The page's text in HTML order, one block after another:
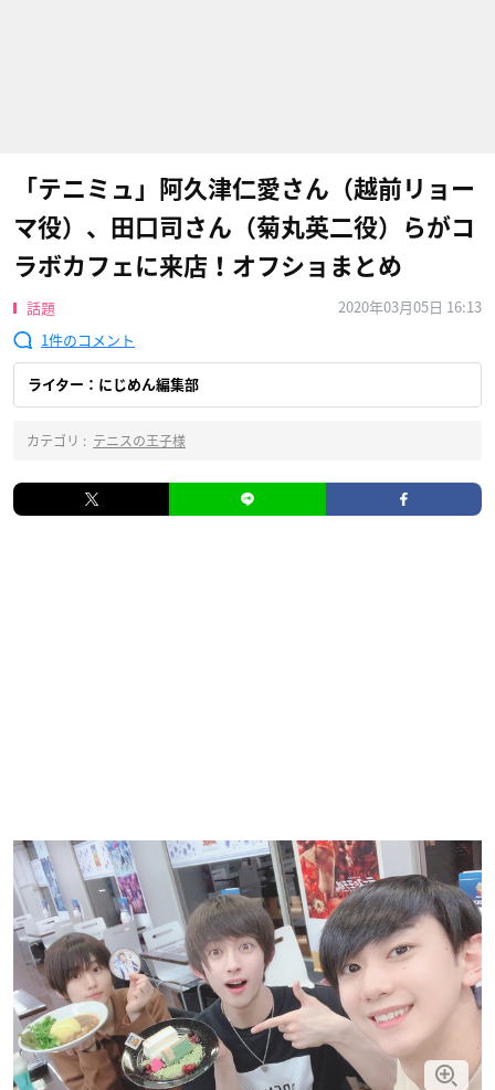
「テニミュ」阿久津仁愛さん（越前リョー
マ役）、田口司さん（菊丸英二役）らがコ
ラボカフェに来店！オフショまとめ
話題
2020年03月05日 16:13
1
ライター：にじめん編集部
カテゴリ : テニスの王子様